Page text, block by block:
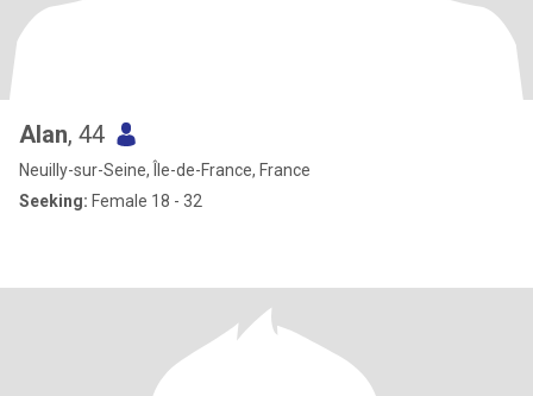
Alan, 44
Neuilly-sur-Seine, Île-de-France, France
Seeking: Female 18 - 32